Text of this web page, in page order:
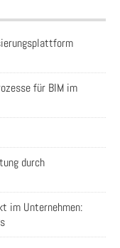
für BIM im
durch
im Unternehmen: